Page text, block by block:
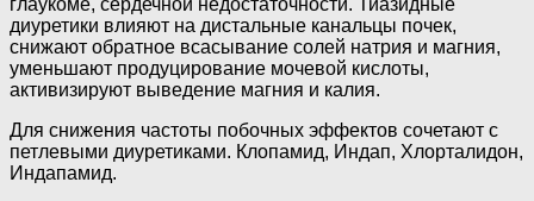
диуретики влияют на дистальные канальцы почек,
снижают обратное всасывание солей натрия и магния,
уменьшают продуцирование мочевой кислоты,
активизируют выведение магния и калия.
Для снижения частоты побочных эффектов сочетают с
петлевыми диуретиками. Клопамид, Индап, Хлорталидон,
Индапамид.